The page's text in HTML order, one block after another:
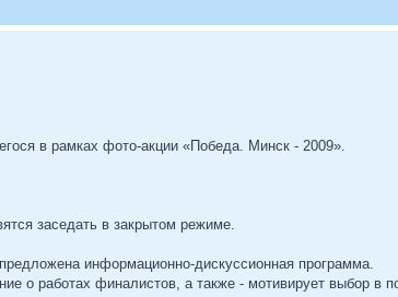
в рамках фото-акции «Победа. Минск - 2009».
заседать в закрытом режиме.
информационно-дискуссионная программа.
о работах финалистов, а также - мотивирует выбор в